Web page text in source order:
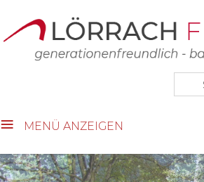
close Submenü
Touristische Vielfalt
Wer wir sind
Impressum
MENÜ ANZEIGEN